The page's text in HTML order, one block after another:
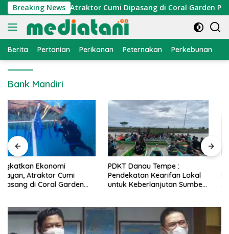
Langsung
ke
konten
Breaking News
Nelayan, Atraktor Cumi Dipasang di Coral Garden Pulau
Berita Pertanian Perikanan Peternakan Perkebunan
Bank Mandiri
PDKT Danau Tempe :
Pendekatan Kearifan Lokal
untuk Keberlanjutan Sumber
Cara Mengatasi Penyakit
PMK pada Sapi Perah Secara
Alami dan Medis